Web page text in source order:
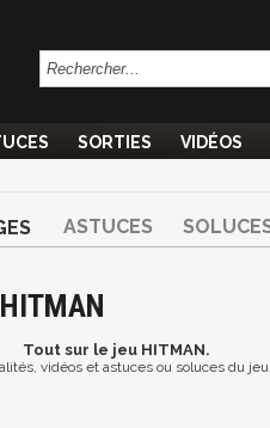
SORTIES VIDÉOS
ASTUCES
Tout sur le jeu HITMAN.
vidéos et astuces ou soluces du